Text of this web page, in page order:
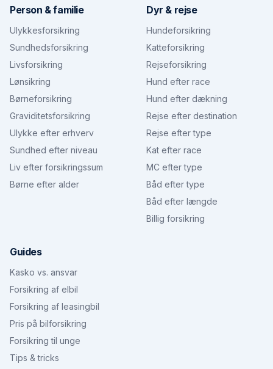
Person & familie
Ulykkesforsikring
Sundhedsforsikring
Livsforsikring
Lønsikring
Børneforsikring
Graviditetsforsikring
Ulykke efter erhverv
Sundhed efter niveau
Liv efter forsikringssum
Børne efter alder
Dyr & rejse
Hundeforsikring
Katteforsikring
Rejseforsikring
Hund efter race
Hund efter dækning
Rejse efter destination
Rejse efter type
Kat efter race
MC efter type
Båd efter type
Båd efter længde
Billig forsikring
Guides
Kasko vs. ansvar
Forsikring af elbil
Forsikring af leasingbil
Pris på bilforsikring
Forsikring til unge
Tips & tricks